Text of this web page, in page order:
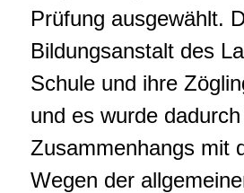
Prüfung ausgewählt.
Bildungsanstalt des
Schule und ihre
und es wurde
Zusammenhangs mit
Wegen der